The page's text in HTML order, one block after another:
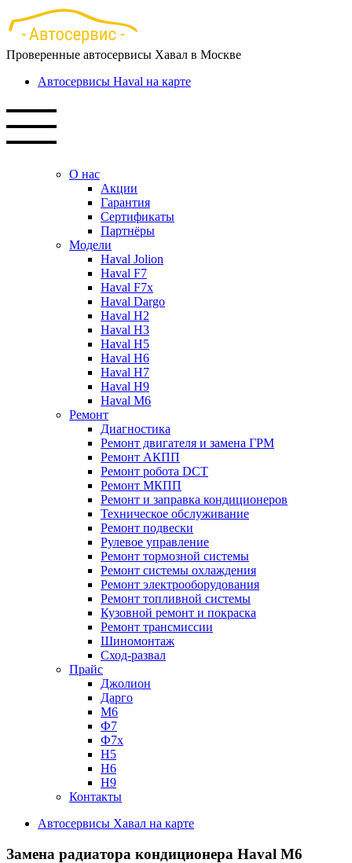
Перейти
к
основному
содержанию
Проверенные автосервисы Хавал в Москве
Автосервисы Haval на карте
О нас
Акции
Гарантия
Сертификаты
Партнёры
Модели
Haval Jolion
Haval F7
Haval F7x
Haval Dargo
Haval H2
Haval H3
Haval H5
Haval H6
Haval H7
Haval H9
Haval M6
Ремонт
Диагностика
Ремонт двигателя и замена ГРМ
Ремонт АКПП
Ремонт робота DCT
Ремонт МКПП
Ремонт и заправка кондиционеров
Техническое обслуживание
Ремонт подвески
Рулевое управление
Ремонт тормозной системы
Ремонт системы охлаждения
Ремонт электрооборудования
Ремонт топливной системы
Кузовной ремонт и покраска
Ремонт трансмиссии
Шиномонтаж
Сход-развал
Прайс
Джолион
Дарго
М6
Ф7
Ф7х
Н5
Н6
Н9
Контакты
Автосервисы Хавал на карте
Замена радиатора кондиционера Haval M6